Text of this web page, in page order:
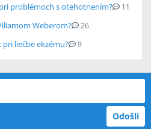
problémoch s otehotnením? 11
Weberom? 26
liečbe ekzému? 9
Odošli